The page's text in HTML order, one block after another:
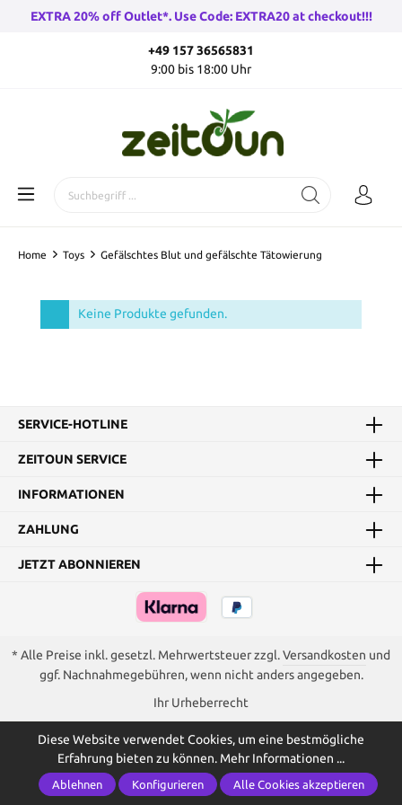
EXTRA 20% off Outlet*. Use Code: EXTRA20 at checkout!!!
+49 157 36565831
9:00 bis 18:00 Uhr
Home Toys Gefälschtes Blut und gefälschte Tätowierung
Keine Produkte gefunden.
SERVICE-HOTLINE
ZEITOUN SERVICE
INFORMATIONEN
ZAHLUNG
JETZT ABONNIEREN
* Alle Preise inkl. gesetzl. Mehrwertsteuer zzgl.Versandkosten und
ggf. Nachnahmegebühren, wenn nicht anders angegeben.
Ihr Urheberrecht
Diese Website verwendet Cookies, um eine bestmögliche
Erfahrung bieten zu können. Mehr Informationen ...
Ablehnen Konfigurieren Alle Cookies akzeptieren